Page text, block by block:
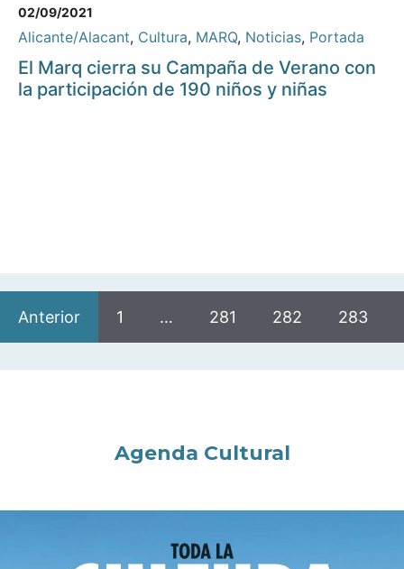
02/09/2021
Alicante/Alacant, Cultura, MARQ, Noticias, Portada
El Marq cierra su Campaña de Verano con
la participación de 190 niños y niñas
Anterior 1 … 281 282 283
Agenda Cultural